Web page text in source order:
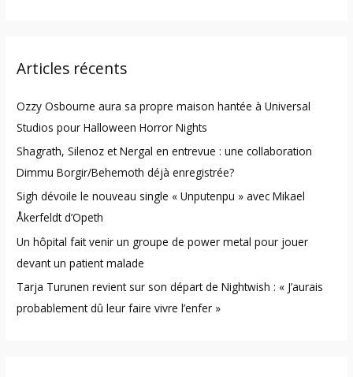
c
f
o
r
:
Articles récents
Ozzy Osbourne aura sa propre maison hantée à Universal
Studios pour Halloween Horror Nights
Shagrath, Silenoz et Nergal en entrevue : une collaboration
Dimmu Borgir/Behemoth déjà enregistrée?
Sigh dévoile le nouveau single « Unputenpu » avec Mikael
Åkerfeldt d’Opeth
Un hôpital fait venir un groupe de power metal pour jouer
devant un patient malade
Tarja Turunen revient sur son départ de Nightwish : « J’aurais
probablement dû leur faire vivre l’enfer »